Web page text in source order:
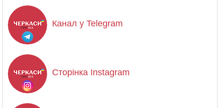
Канал у Telegram
Сторінка Instagram